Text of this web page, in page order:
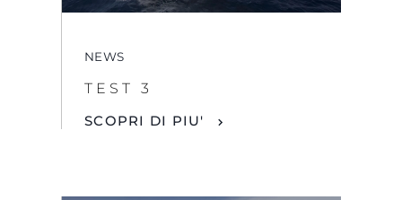
NEWS
TEST 3
SCOPRI DI PIU'